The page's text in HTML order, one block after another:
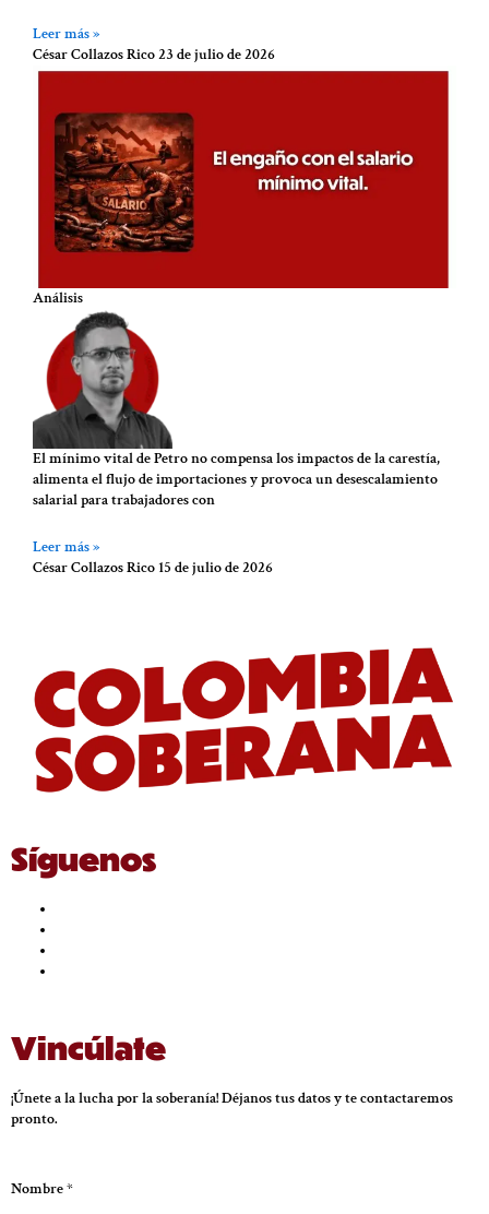
Leer más »
César Collazos Rico23 de julio de 2026
Análisis
El mínimo vital de Petro no compensa los impactos de la carestía,
alimenta el flujo de importaciones y provoca un desescalamiento
salarial para trabajadores con
Leer más »
César Collazos Rico 15 de julio de 2026
Síguenos
Vincúlate
¡Únete a la lucha por la soberanía! Déjanos tus datos y te contactaremos
pronto.
Nombre*